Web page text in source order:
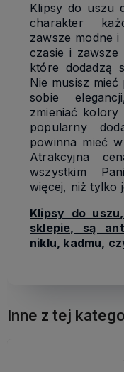
Klipsy do uszu
charakter
zawsze modne
czasie i zawsze
które dodadzą
Nie musisz
sobie
zmieniać kolory
popularny
powinna mieć
Atrakcyjna
wszystkim
więcej, niż tylko
Klipsy do
sklepie, są
niklu, kadmu,
Inne z tej